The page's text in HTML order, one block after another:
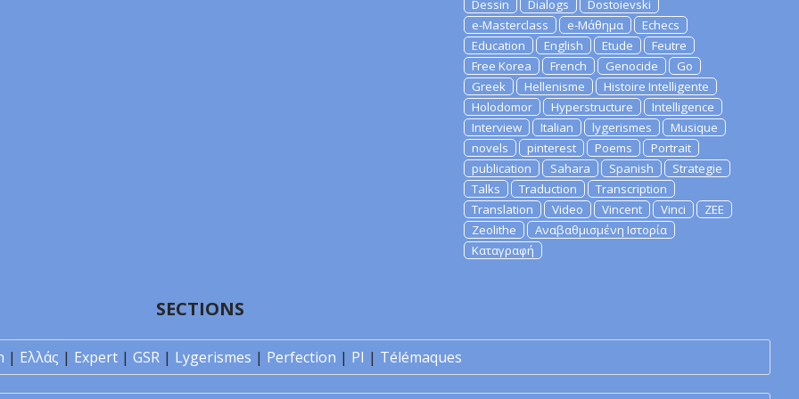
Dessin
Dialogs
Dostoievski
e-Masterclass
e-Μάθημα
Echecs
Education
English Etude
Feutre
Free Korea
French Genocide
Go
Greek
Hellenisme
Histoire Intelligente
Holodomor
Hyperstructure
Intelligence
Interview
Italian lygerismes
Musique
novels
pinterest Poems
Portrait
publication
Sahara Spanish
Strategie
Talks
Traduction
Transcription
Translation
Video Vincent Vinci
ZEE
Zeolithe
Αναβαθμισμένη Ιστορία
Καταγραφή
SECTIONS
| Ελλάς | Expert | GSR | Lygerismes | Perfection | PI | Télémaques